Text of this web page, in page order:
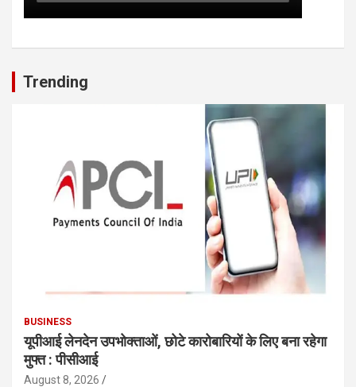
Trending
BUSINESS
यूपीआई लेनदेन उपभोक्ताओं, छोटे कारोबारियों के लिए बना रहेगा
मुफ्त : पीसीआई
August 8, 2026